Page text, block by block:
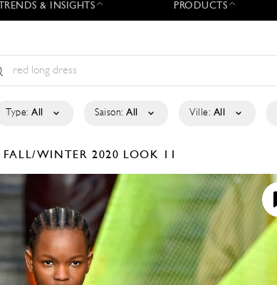
TRENDS & INSIGHTS PRODUCTS
Type: All Saison: All Ville: All
FALL/WINTER 2020 LOOK 11